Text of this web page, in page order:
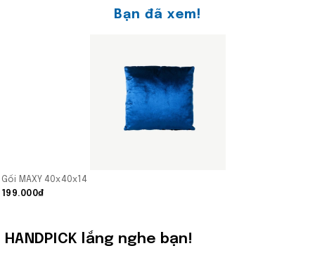
Bạn đã xem!
Gối MAXY 40x40x14
199.000₫
HANDPICK lắng nghe bạn!